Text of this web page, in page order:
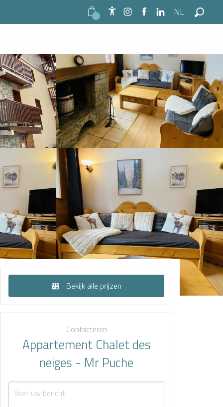
Accessibilité
NL
Zoek
Zie foto's (18)
Bekijk alle prijzen
Contacteren
Appartement Chalet des
neiges - Mr Puche